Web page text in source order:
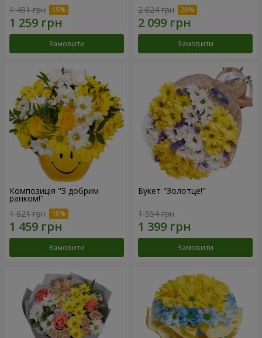
1 481 грн
Замовити
2 624 грн
Замовити
Композиція "З добрим
ранком!"
1 621 грн
Замовити
Букет "Золотце!"
1 554 грн
Замовити